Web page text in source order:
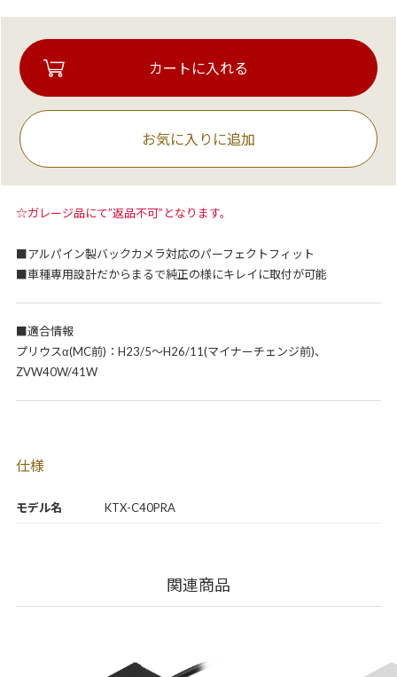
モデル名 KTX-C40PRA
お気に入りに追加
☆ガレージ品にて”返品不可”となります。
■アルパイン製バックカメラ対応のパーフェクトフィット
■車種専用設計だからまるで純正の様にキレイに取付が可能
■適合情報
プリウスα(MC前)：H23/5～H26/11(マイナーチェンジ前)、
ZVW40W/41W
仕様
関連商品